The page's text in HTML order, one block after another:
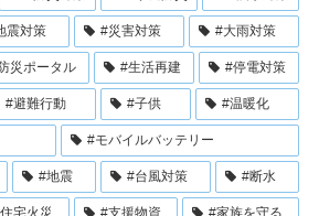
震対策 #災害対策 #大雨対策
災ポータル #生活再建 #停電対策
#避難行動 #子供 #温暖化
#モバイルバッテリー
#地震 #台風対策 #断水
宅火災 #支援物資 #家族を守る